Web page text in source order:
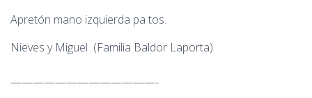
Apretón mano izquierda pa tos.
Nieves y Miguel (Familia Baldor Laporta)
—————————————-